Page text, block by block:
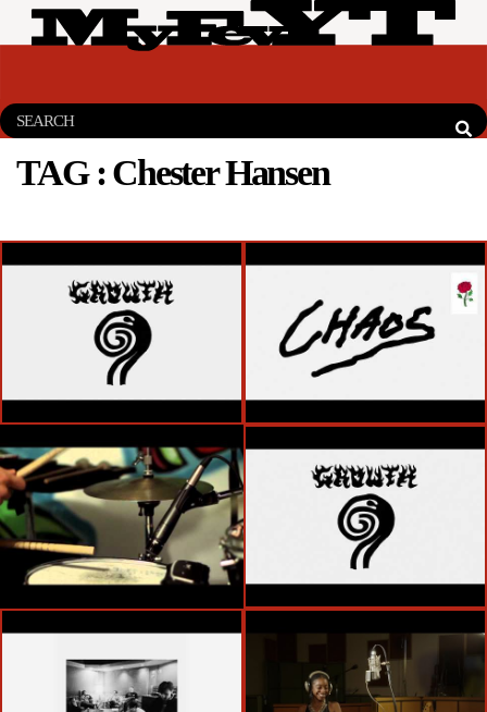
TAG :Chester Hansen